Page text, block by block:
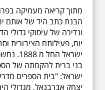
מתוך קריאה מעמיקה
הבנת כתב היד של אותם
ונדירה של עיסוקי גדולי
יום, פעילותם הציבורית
ישראל
בני ברית להקמתה של
ישראל: "בית הספרים
יצחק אברבנאל, מגדולי